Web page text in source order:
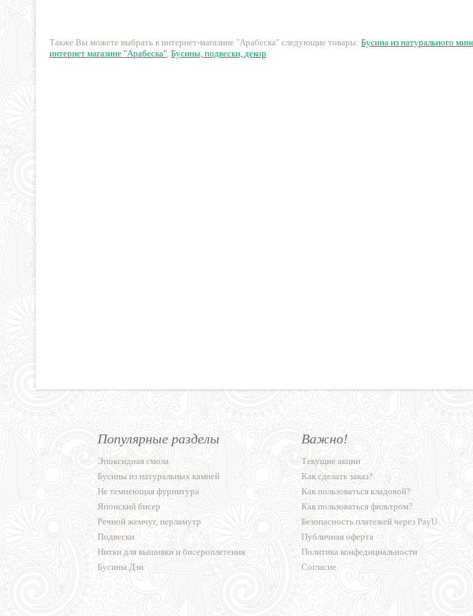
Также Вы можете выбрать в интернет-магазине "Арабеска" следующие товары: Бусина из натурального
интернет магазине "Арабеска", Бусины, подвески, декор
Популярные разделы
Эпоксидная смола
Бусины из натуральных камней
Не темнеющая фурнитура
Японский бисер
Речной жемчуг, перламутр
Подвески
Нитки для вышивки и бисероплетения
Бусины Дзи
Важно!
Текущие акции
Как сделать заказ?
Как пользоваться кладовой?
Как пользоваться фильтром?
Безопасность платежей через PayU
Публичная оферта
Политика конфедициальности
Согласие